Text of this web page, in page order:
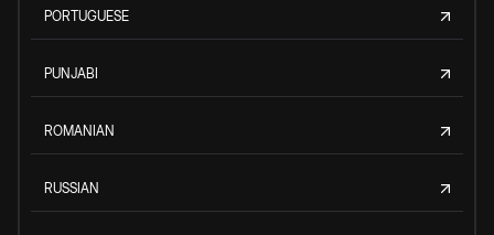
PORTUGUESE
PUNJABI
ROMANIAN
RUSSIAN